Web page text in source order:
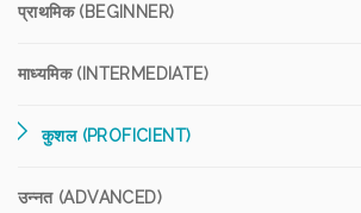
प्राथमिक (BEGINNER)
माध्यमिक (INTERMEDIATE)
कुशल (PROFICIENT)
उन्नत (ADVANCED)